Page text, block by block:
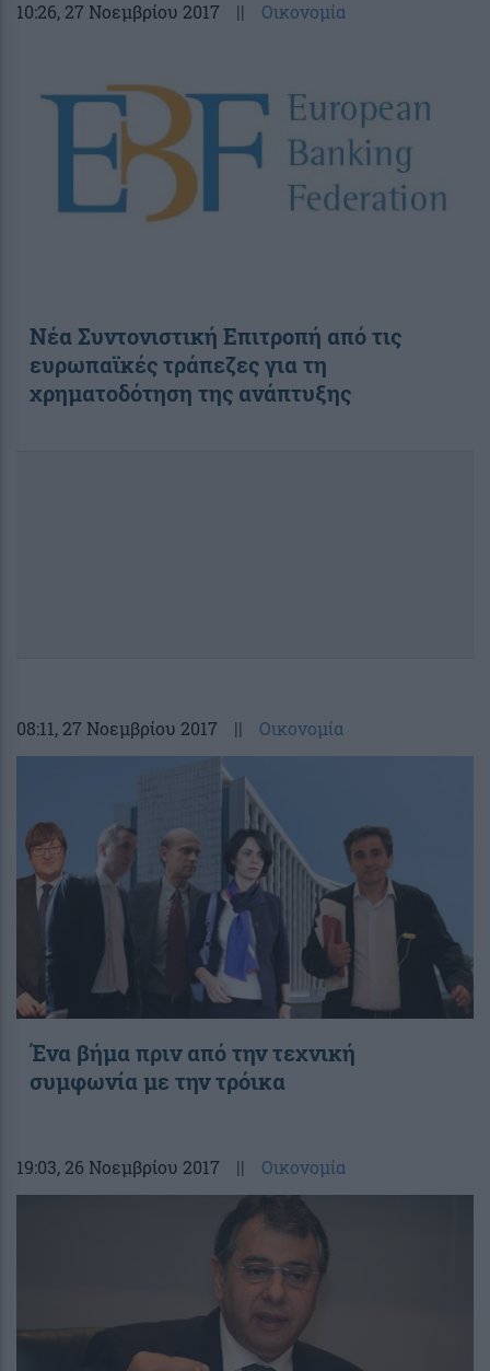
10:26, 27 Νοεμβρίου 2017 || Οικονομία
Νέα Συντονιστική Επιτροπή από τις
ευρωπαϊκές τράπεζες για τη
χρηματοδότηση της ανάπτυξης
08:11, 27 Νοεμβρίου 2017 || Οικονομία
Ένα βήμα πριν από την τεχνική
συμφωνία με την τρόικα
19:03, 26 Νοεμβρίου 2017 || Οικονομία